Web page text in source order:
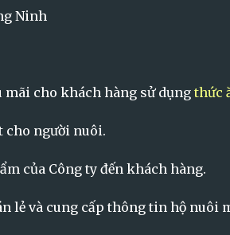
Ninh
mãi cho khách hàng sử dụng thức
cho người nuôi.
của Công ty đến khách hàng.
lẻ và cung cấp thông tin hộ nuôi